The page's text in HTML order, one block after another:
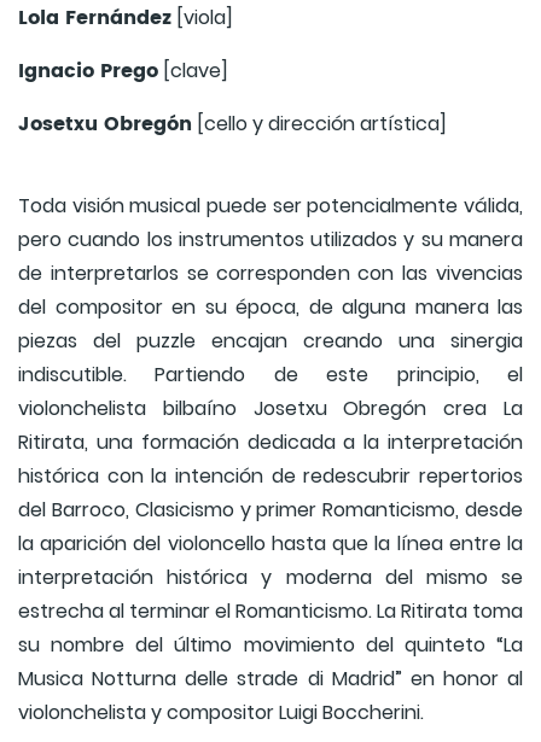
Lola Fernández [viola]
Ignacio Prego [clave]
Josetxu Obregón [cello y dirección artística]
Toda visión musical puede ser potencialmente válida,
pero cuando los instrumentos utilizados y su manera
de interpretarlos se corresponden con las vivencias
del compositor en su época, de alguna manera las
piezas del puzzle encajan creando una sinergia
indiscutible. Partiendo de este principio, el
violonchelista bilbaíno Josetxu Obregón crea La
Ritirata, una formación dedicada a la interpretación
histórica con la intención de redescubrir repertorios
del Barroco, Clasicismo y primer Romanticismo, desde
la aparición del violoncello hasta que la línea entre la
interpretación histórica y moderna del mismo se
estrecha al terminar el Romanticismo. La Ritirata toma
su nombre del último movimiento del quinteto “La
Musica Notturna delle strade di Madrid” en honor al
violonchelista y compositor Luigi Boccherini.